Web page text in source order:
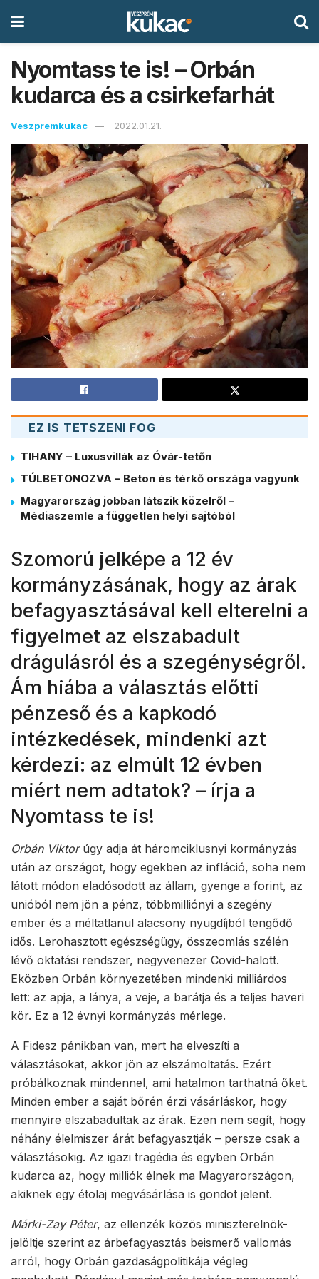
Nyomtass te is! – Orbán
kudarca és a csirkefarhát
Veszpremkukac 2022.01.21.
EZ IS TETSZENI FOG
TIHANY – Luxusvillák az Óvár-tetőn
TÚLBETONOZVA – Beton és térkő országa vagyunk
Magyarország jobban látszik közelről –
Médiaszemle a független helyi sajtóból
Szomorú jelképe a 12 év
kormányzásának, hogy az árak
befagyasztásával kell elterelni a
figyelmet az elszabadult
drágulásról és a szegénységről.
Ám hiába a választás előtti
pénzeső és a kapkodó
intézkedések, mindenki azt
kérdezi: az elmúlt 12 évben
miért nem adtatok? – írja a
Nyomtass te is!
Orbán Viktorúgy adja át háromciklusnyi kormányzás
után az országot, hogy egekben az infláció, soha nem
látott módon eladósodott az állam, gyenge a forint, az
unióból nem jön a pénz, többmilliónyi a szegény
ember és a méltatlanul alacsony nyugdíjból tengődő
idős. Lerohasztott egészségügy, összeomlás szélén
lévő oktatási rendszer, negyvenezer Covid-halott.
Eközben Orbán környezetében mindenki milliárdos
lett: az apja, a lánya, a veje, a barátja és a teljes haveri
kör. Ez a 12 évnyi kormányzás mérlege.
A Fidesz pánikban van, mert ha elveszíti a
választásokat, akkor jön az elszámoltatás. Ezért
próbálkoznak mindennel, ami hatalmon tarthatná őket.
Minden ember a saját bőrén érzi vásárláskor, hogy
mennyire elszabadultak az árak. Ezen nem segít, hogy
néhány élelmiszer árát befagyasztják – persze csak a
választásokig. Az igazi tragédia és egyben Orbán
kudarca az, hogy milliók élnek ma Magyarországon,
akiknek egy étolaj megvásárlása is gondot jelent.
Márki-Zay Péter, az ellenzék közös miniszterelnök-
jelöltje szerint az árbefagyasztás beismerő vallomás
arról, hogy Orbán gazdaságpolitikája végleg